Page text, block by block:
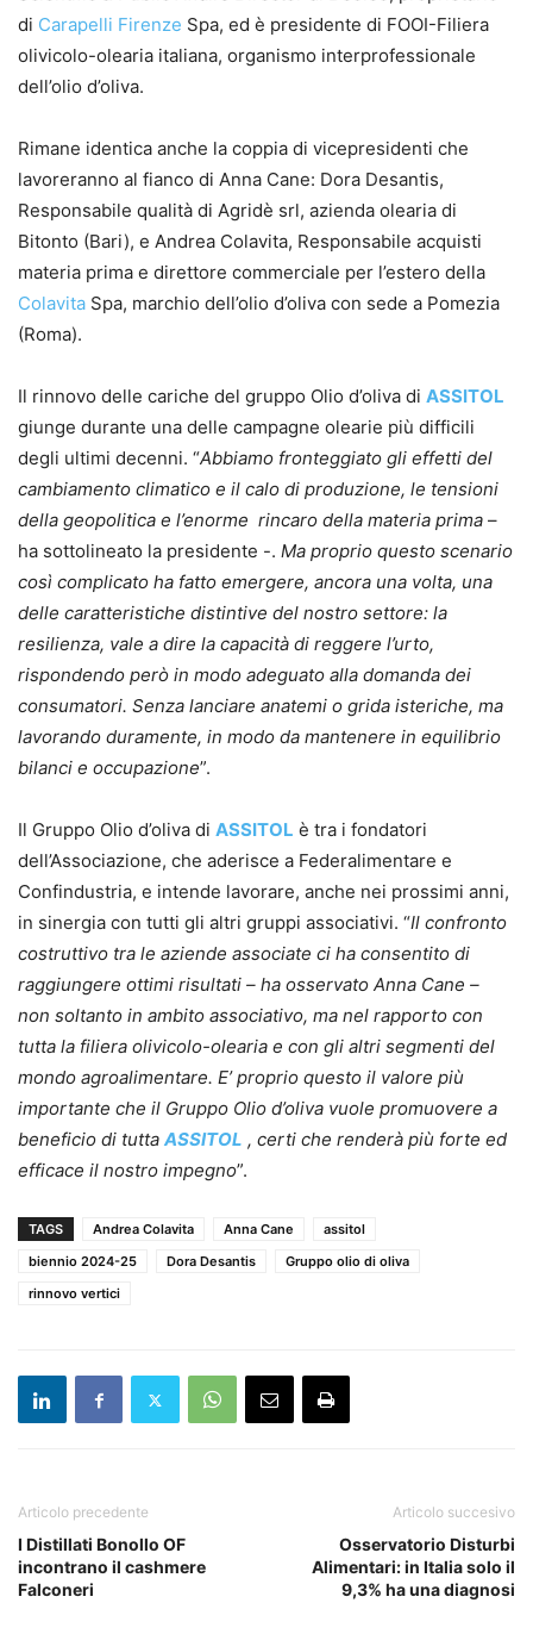
di Carapelli Firenze Spa, ed è presidente di FOOI-Filiera
olivicolo-olearia italiana, organismo interprofessionale
dell’olio d’oliva.
Rimane identica anche la coppia di vicepresidenti che
lavoreranno al fianco di Anna Cane: Dora Desantis,
Responsabile qualità di Agridè srl, azienda olearia di
Bitonto (Bari), e Andrea Colavita, Responsabile acquisti
materia prima e direttore commerciale per l’estero della
Colavita Spa, marchio dell’olio d’oliva con sede a Pomezia
(Roma).
Il rinnovo delle cariche del gruppo Olio d’oliva di ASSITOL
giunge durante una delle campagne olearie più difficili
degli ultimi decenni. “Abbiamo fronteggiato gli effetti del
cambiamento climatico e il calo di produzione, le tensioni
della geopolitica e l’enorme rincaro della materia prima –
ha sottolineato la presidente -. Ma proprio questo scenario
così complicato ha fatto emergere, ancora una volta, una
delle caratteristiche distintive del nostro settore: la
resilienza, vale a dire la capacità di reggere l’urto,
rispondendo però in modo adeguato alla domanda dei
consumatori. Senza lanciare anatemi o grida isteriche, ma
lavorando duramente, in modo da mantenere in equilibrio
bilanci e occupazione”.
Il Gruppo Olio d’oliva di ASSITOL è tra i fondatori
dell’Associazione, che aderisce a Federalimentare e
Confindustria, e intende lavorare, anche nei prossimi anni,
in sinergia con tutti gli altri gruppi associativi. “Il confronto
costruttivo tra le aziende associate ci ha consentito di
raggiungere ottimi risultati – ha osservato Anna Cane –
non soltanto in ambito associativo, ma nel rapporto con
tutta la filiera olivicolo-olearia e con gli altri segmenti del
mondo agroalimentare. E’ proprio questo il valore più
importante che il Gruppo Olio d’oliva vuole promuovere a
beneficio di tutta ASSITOL , certi che renderà più forte ed
efficace il nostro impegno”.
TAGS Andrea Colavita Anna Cane
assitol
biennio 2024-25
Dora Desantis
Gruppo olio di oliva
rinnovo vertici
Articolo precedente
I Distillati Bonollo OF
incontrano il cashmere
Falconeri
Articolo succesivo
Osservatorio Disturbi
Alimentari: in Italia solo il
9,3% ha una diagnosi